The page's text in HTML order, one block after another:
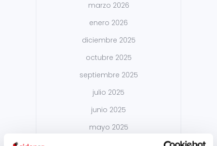
marzo 2026
enero 2026
diciembre 2025
octubre 2025
septiembre 2025
julio 2025
junio 2025
mayo 2025